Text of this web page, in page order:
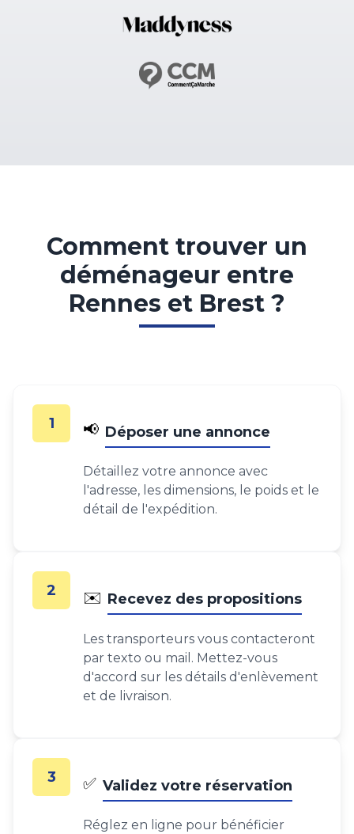
Comment trouver un
déménageur entre
Rennes et Brest ?
1 📢 Déposer une annonce
Détaillez votre annonce avec
l'adresse, les dimensions, le poids et le
détail de l'expédition.
2 ✉️ Recevez des propositions
Les transporteurs vous contacteront
par texto ou mail. Mettez-vous
d'accord sur les détails d'enlèvement
et de livraison.
3 ✅ Validez votre réservation
Réglez en ligne pour bénéficier